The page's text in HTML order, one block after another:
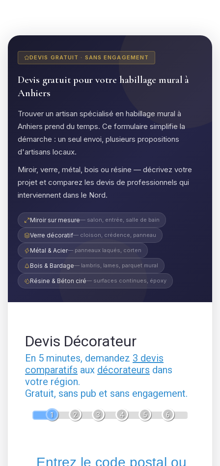
DEVIS GRATUIT · SANS ENGAGEMENT
Devis gratuit pour votre habillage mural à
Anhiers
Trouver un artisan spécialisé en habillage mural à
Anhiers prend du temps. Ce formulaire simplifie la
démarche : un seul envoi, plusieurs propositions
d'artisans locaux.
Miroir, verre, métal, bois ou résine — décrivez votre
projet et comparez les devis de professionnels qui
interviennent dans le Nord.
Miroir sur mesure— salon, entrée, salle de bain
Verre décoratif— cloison, crédence, panneau
Métal & Acier— panneaux laqués, corten
Bois & Bardage— lambris, lames, parquet mural
Résine & Béton ciré— surfaces continues, époxy
Devis Décorateur
En 5 minutes, demandez 3 devis
comparatifs aux décorateurs dans
votre région.
Gratuit, sans pub et sans engagement.
1 2 3 4 5 6
Entrez le code postal ou